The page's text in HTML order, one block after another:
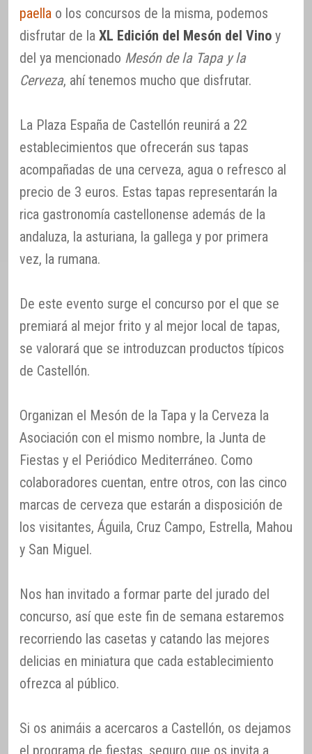
paella o los concursos de la misma, podemos
disfrutar de la XL Edición del Mesón del Vino y
del ya mencionado Mesón de la Tapa y la
Cerveza, ahí tenemos mucho que disfrutar.
La Plaza España de Castellón reunirá a 22
establecimientos que ofrecerán sus tapas
acompañadas de una cerveza, agua o refresco al
precio de 3 euros. Estas tapas representarán la
rica gastronomía castellonense además de la
andaluza, la asturiana, la gallega y por primera
vez, la rumana.
De este evento surge el concurso por el que se
premiará al mejor frito y al mejor local de tapas,
se valorará que se introduzcan productos típicos
de Castellón.
Organizan el Mesón de la Tapa y la Cerveza la
Asociación con el mismo nombre, la Junta de
Fiestas y el Periódico Mediterráneo. Como
colaboradores cuentan, entre otros, con las cinco
marcas de cerveza que estarán a disposición de
los visitantes, Águila, Cruz Campo, Estrella, Mahou
y San Miguel.
Nos han invitado a formar parte del jurado del
concurso, así que este fin de semana estaremos
recorriendo las casetas y catando las mejores
delicias en miniatura que cada establecimiento
ofrezca al público.
Si os animáis a acercaros a Castellón, os dejamos
el programa de fiestas, seguro que os invita a